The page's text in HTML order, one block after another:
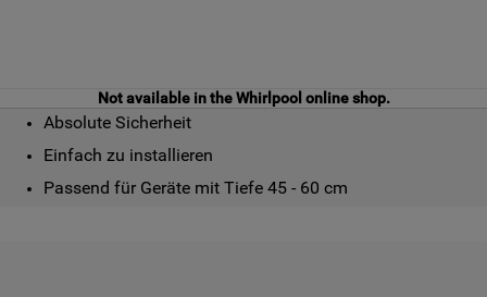
Not available in the Whirlpool online shop.
Absolute Sicherheit
Einfach zu installieren
Passend für Geräte mit Tiefe 45 - 60 cm